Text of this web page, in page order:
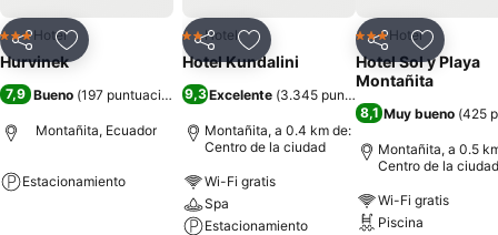
CompartirAgregar a favoritos
3 Estrellas
Hotel
Hurvinek
7,9 Bueno (197 puntuaciones)
Montañita, Ecuador
Estacionamiento
CompartirAgregar a favoritos
2 Estrellas
Hotel
Hotel Kundalini
9,3Excelente (3.345 puntuaciones
Montañita, a 0.4 km de:
Centro de la ciudad
Wi-Fi gratis
Spa
Estacionamiento
CompartirAgregar
3 Estrellas
Hotel
Hotel Sol y Playa
Montañita
8,1 Muy bueno (425
Montañita, a 0.5
Centro de la ciudad
Wi-Fi gratis
Piscina